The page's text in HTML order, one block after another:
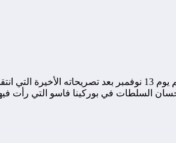
اعتقل المجلس العسكري المالي، في خطوة تعكس القيود المفروضة على حرية التعبير، الناشط السياسي البارز
السلطات في بوركينا فاسو التي رأت